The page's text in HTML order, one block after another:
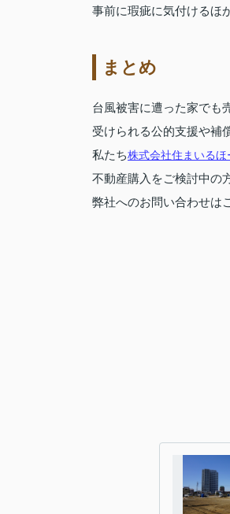
事前に瑕疵に気付けるほ
まとめ
台風被害に遭った家でも
受けられる公的支援や補
私たち株式会社住まいるほ
不動産購入をご検討中の
弊社へのお問い合わせは